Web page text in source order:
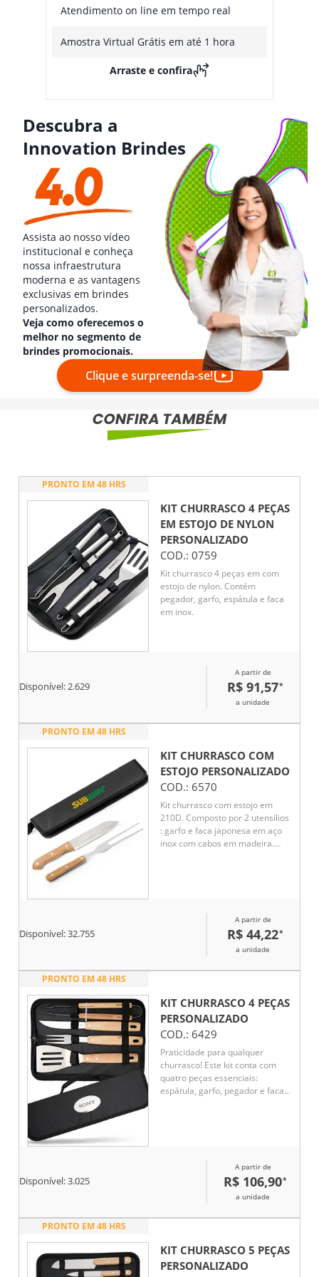
Atendimento on line em tempo real
Amostra Virtual Grátis em até 1 hora
Arraste e confira
Descubra a
Innovation Brindes
Assista ao nosso vídeo
institucional e conheça
nossa infraestrutura
moderna e as vantagens
exclusivas em brindes
personalizados.
Veja como oferecemos o
melhor no segmento de
brindes promocionais.
Clique e surpreenda-se!
PRONTO EM 48 HRS
KIT CHURRASCO 4 PEÇAS
EM ESTOJO DE NYLON
PERSONALIZADO
COD.: 0759
Kit churrasco 4 peças em com
estojo de nylon. Contém
pegador, garfo, espátula e faca
em inox.
Disponível:2.629
A partir de
R$ 91,57*
a unidade
PRONTO EM 48 HRS
KIT CHURRASCO COM
ESTOJO PERSONALIZADO
COD.: 6570
Kit churrasco com estojo em
210D. Composto por 2 utensílios
: garfo e faca japonesa em aço
inox com cabos em madeira.
Dimensão da mala:
Disponível:32.755
A partir de
R$ 44,22*
a unidade
PRONTO EM 48 HRS
KIT CHURRASCO 4 PEÇAS
PERSONALIZADO
COD.: 6429
Praticidade para qualquer
churrasco! Este kit conta com
quatro peças essenciais:
espátula, garfo, pegador e faca
Para maior exclusividade,
acompanha uma plaquinha
metálica personalizável com
Disponível:3.025
A partir de
R$ 106,90*
a unidade
PRONTO EM 48 HRS
KIT CHURRASCO 5 PEÇAS
PERSONALIZADO